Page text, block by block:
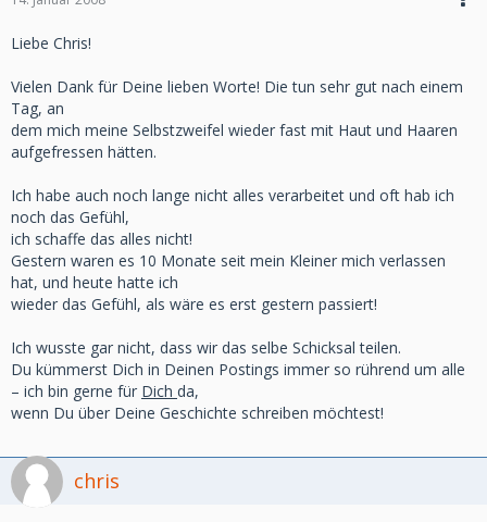
Liebe Chris!
Vielen Dank für Deine lieben Worte! Die tun sehr gut nach einem
Tag, an
dem mich meine Selbstzweifel wieder fast mit Haut und Haaren
aufgefressen hätten.
Ich habe auch noch lange nicht alles verarbeitet und oft hab ich
noch das Gefühl,
ich schaffe das alles nicht!
Gestern waren es 10 Monate seit mein Kleiner mich verlassen
hat, und heute hatte ich
wieder das Gefühl, als wäre es erst gestern passiert!
Ich wusste gar nicht, dass wir das selbe Schicksal teilen.
Du kümmerst Dich in Deinen Postings immer so rührend um alle
– ich bin gerne für Dich da,
wenn Du über Deine Geschichte schreiben möchtest!
chris